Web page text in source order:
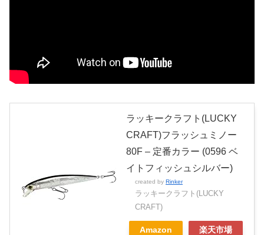
ラッキークラフト(LUCKY
CRAFT)フラッシュミノー
80F – 定番カラー (0596 ベ
イトフィッシュシルバー)
created by Rinker
ラッキークラフト(LUCKY
CRAFT)
Amazon 楽天市場